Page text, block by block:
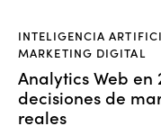
INTELIGENCIA
MARKETING DIGITAL
Analytics Web en
decisiones de
reales